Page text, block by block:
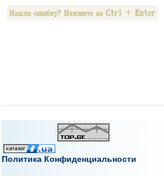
Политика Конфиденциальности